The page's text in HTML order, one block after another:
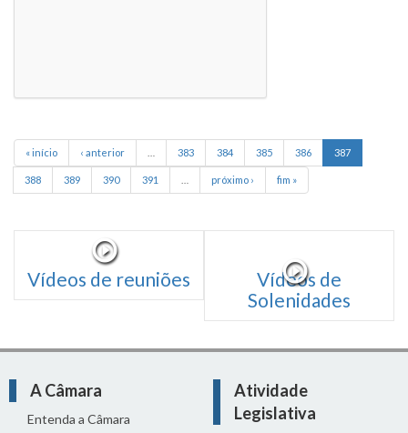
« início ‹ anterior 383 384 385 386 387
388 389 390 391 próximo › fim »
Vídeos de reuniões
Vídeos de
Solenidades
A Câmara
Entenda a Câmara
Atividade
Legislativa